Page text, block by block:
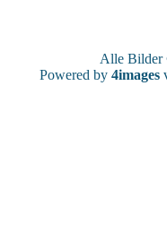
Alle
Powered by 4images